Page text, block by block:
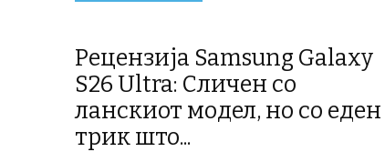
Рецензија Samsung Galaxy
S26 Ultra: Сличен со
ланскиот модел, но со еден
трик што...